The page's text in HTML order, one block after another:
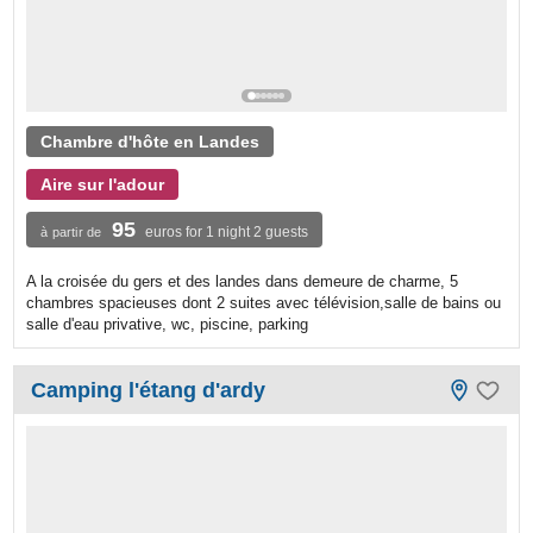
Chambre d'hôte en Landes
Aire sur l'adour
à partir de 95 euros for 1 night 2 guests
A la croisée du gers et des landes dans demeure de charme, 5
chambres spacieuses dont 2 suites avec télévision,salle de bains ou
salle d'eau privative, wc, piscine, parking
Camping l'étang d'ardy